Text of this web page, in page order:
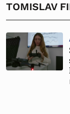
TOMISLAV